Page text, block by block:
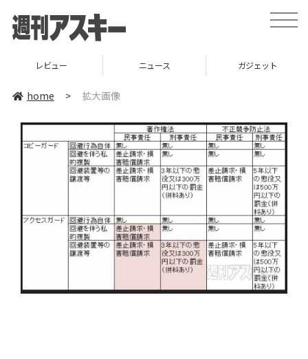
toggle
レビュー ニュース ガジェット
home > 拡大画像